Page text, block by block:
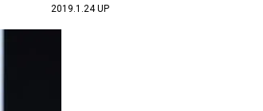
2019.1.24 UP